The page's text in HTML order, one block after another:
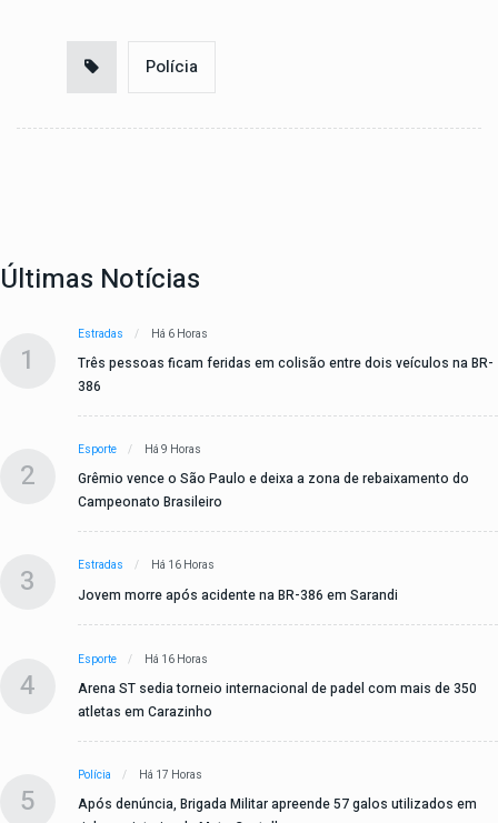
Polícia
Últimas Notícias
1
Estradas Há 6 Horas
Três pessoas ficam feridas em colisão entre dois veículos na BR-
386
2
Esporte Há 9 Horas
Grêmio vence o São Paulo e deixa a zona de rebaixamento do
Campeonato Brasileiro
3 Estradas Há 16 Horas
Jovem morre após acidente na BR-386 em Sarandi
4
Esporte Há 16 Horas
Arena ST sedia torneio internacional de padel com mais de 350
atletas em Carazinho
5
Polícia Há 17 Horas
Após denúncia, Brigada Militar apreende 57 galos utilizados em